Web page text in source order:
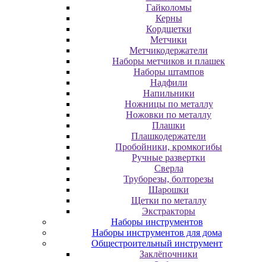
Гайколомы
Керны
Кордщетки
Метчики
Метчикодержатели
Наборы метчиков и плашек
Наборы штампов
Надфили
Напильники
Ножницы по металлу
Ножовки по металлу
Плашки
Плашкодержатели
Пробойники, кромкогибы
Ручные развертки
Сверла
Труборезы, болторезы
Шарошки
Щетки по металлу
Экcтpaктopы
Наборы инструментов
Наборы инструментов для дома
Общестроительный инструмент
Заклёпочники